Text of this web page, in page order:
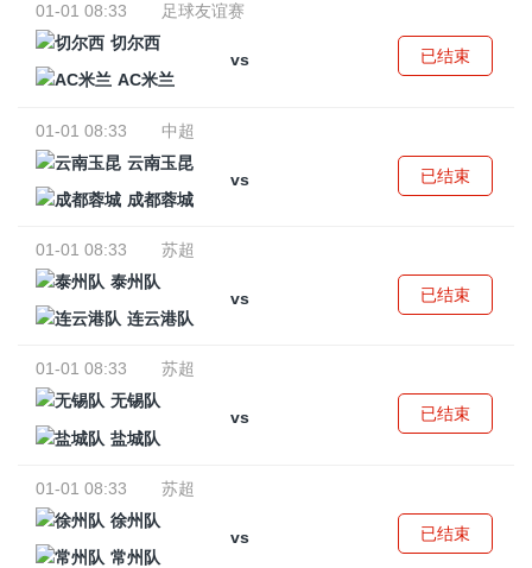
01-01 08:33
足球友谊赛
切尔西
vs
AC米兰
已结束
01-01 08:33
中超
云南玉昆
vs
成都蓉城
已结束
01-01 08:33
苏超
泰州队
vs
连云港队
已结束
01-01 08:33
苏超
无锡队
vs
盐城队
已结束
01-01 08:33
苏超
徐州队
vs
常州队
已结束